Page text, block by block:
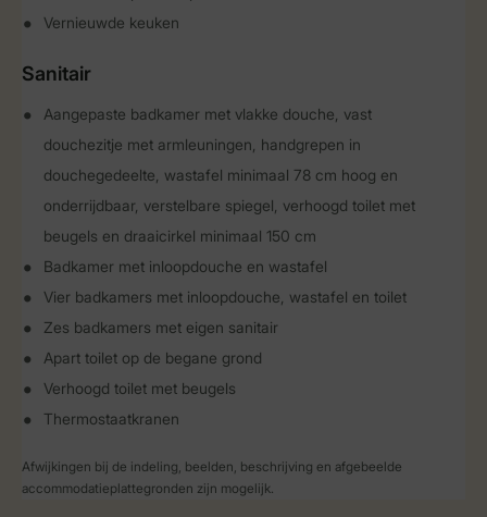
Vernieuwde keuken
Sanitair
Aangepaste badkamer met vlakke douche, vast
douchezitje met armleuningen, handgrepen in
douchegedeelte, wastafel minimaal 78 cm hoog en
onderrijdbaar, verstelbare spiegel, verhoogd toilet met
beugels en draaicirkel minimaal 150 cm
Badkamer met inloopdouche en wastafel
Vier badkamers met inloopdouche, wastafel en toilet
Zes badkamers met eigen sanitair
Apart toilet op de begane grond
Verhoogd toilet met beugels
Thermostaatkranen
Afwijkingen bij de indeling, beelden, beschrijving en afgebeelde
accommodatieplattegronden zijn mogelijk.